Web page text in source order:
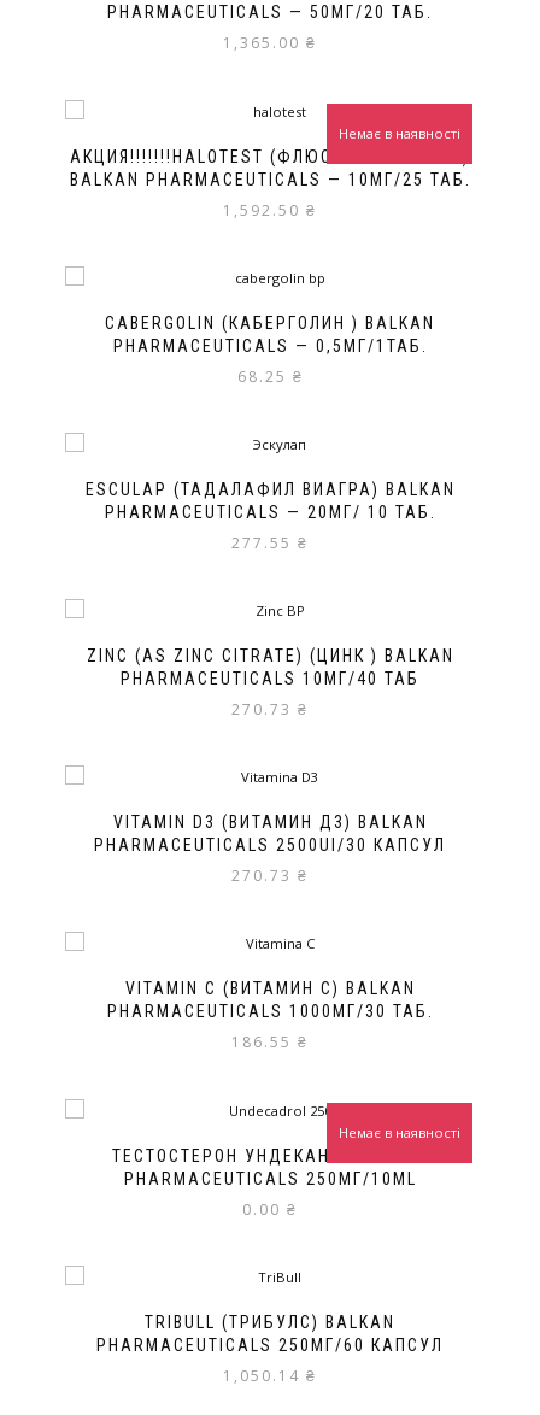
PHARMACEUTICALS — 50МГ/20 ТАБ.
1,365.00 ₴
АКЦИЯ!!!!!!!HALOTEST (ФЛЮОКСИМЕСТЕРОН)
BALKAN PHARMACEUTICALS — 10МГ/25 ТАБ.
1,592.50 ₴
Немає в наявності
CABERGOLIN (КАБЕРГОЛИН ) BALKAN
PHARMACEUTICALS — 0,5МГ/1ТАБ.
68.25 ₴
ESCULAP (ТАДАЛАФИЛ ВИАГРА) BALKAN
PHARMACEUTICALS — 20МГ/ 10 ТАБ.
277.55 ₴
ZINC (AS ZINC CITRATE) (ЦИНК ) BALKAN
PHARMACEUTICALS 10МГ/40 ТАБ
270.73 ₴
VITAMIN D3 (ВИТАМИН Д3) BALKAN
PHARMACEUTICALS 2500UI/30 КАПСУЛ
270.73 ₴
VITAMIN C (ВИТАМИН С) BALKAN
PHARMACEUTICALS 1000МГ/30 ТАБ.
186.55 ₴
ТЕСТОСТЕРОН УНДЕКАНАТ BALKAN
PHARMACEUTICALS 250МГ/10ML
0.00 ₴
Немає в наявності
TRIBULL (ТРИБУЛС) BALKAN
PHARMACEUTICALS 250МГ/60 КАПСУЛ
1,050.14 ₴